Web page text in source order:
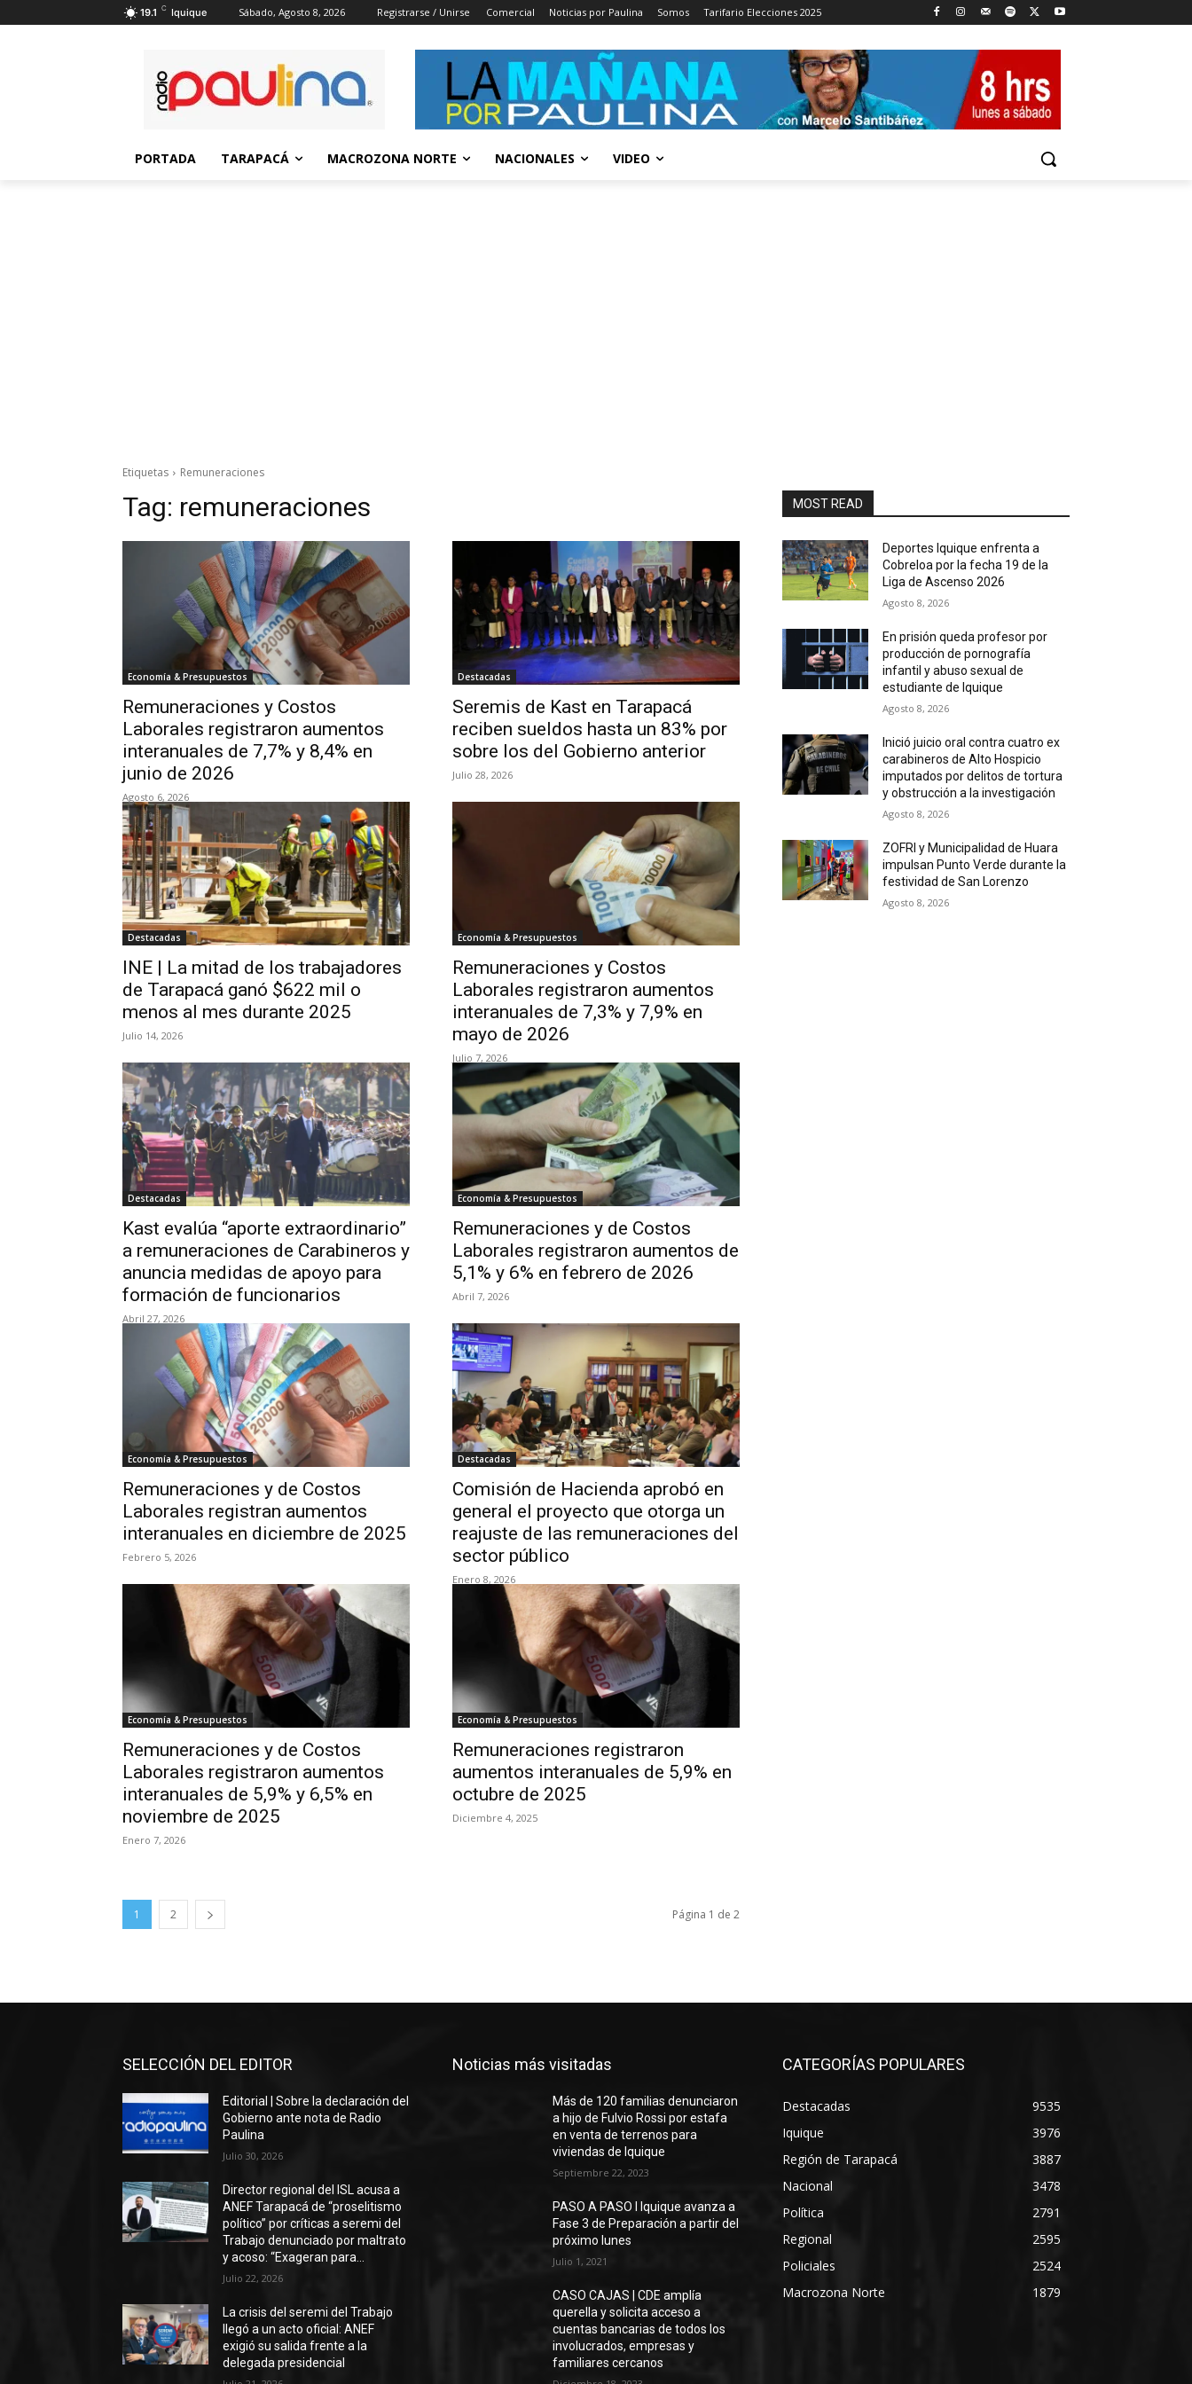
19.1 C Iquique Sábado, Agosto 8, 2026 Registrarse / Unirse Comercial Noticias por Paulina Somos Tarifario Elecciones 2025
PORTADA TARAPACÁ MACROZONA NORTE NACIONALES VIDEO
Etiquetas Remuneraciones
Tag: remuneraciones
Economía & Presupuestos
Remuneraciones y Costos
Laborales registraron aumentos
interanuales de 7,7% y 8,4% en
junio de 2026
Agosto 6, 2026
Destacadas
Seremis de Kast en Tarapacá
reciben sueldos hasta un 83% por
sobre los del Gobierno anterior
Julio 28, 2026
Destacadas
INE | La mitad de los trabajadores
de Tarapacá ganó $622 mil o
menos al mes durante 2025
Julio 14, 2026
Economía & Presupuestos
Remuneraciones y Costos
Laborales registraron aumentos
interanuales de 7,3% y 7,9% en
mayo de 2026
Julio 7, 2026
Destacadas
Kast evalúa “aporte extraordinario”
a remuneraciones de Carabineros y
anuncia medidas de apoyo para
formación de funcionarios
Abril 27, 2026
Economía & Presupuestos
Remuneraciones y de Costos
Laborales registraron aumentos de
5,1% y 6% en febrero de 2026
Abril 7, 2026
Economía & Presupuestos
Remuneraciones y de Costos
Laborales registran aumentos
interanuales en diciembre de 2025
Febrero 5, 2026
Destacadas
Comisión de Hacienda aprobó en
general el proyecto que otorga un
reajuste de las remuneraciones del
sector público
Enero 8, 2026
Economía & Presupuestos
Remuneraciones y de Costos
Laborales registraron aumentos
interanuales de 5,9% y 6,5% en
noviembre de 2025
Enero 7, 2026
Economía & Presupuestos
Remuneraciones registraron
aumentos interanuales de 5,9% en
octubre de 2025
Diciembre 4, 2025
1 2 Página 1 de 2
MOST READ
Deportes Iquique enfrenta a
Cobreloa por la fecha 19 de la
Liga de Ascenso 2026
Agosto 8, 2026
En prisión queda profesor por
producción de pornografía
infantil y abuso sexual de
estudiante de Iquique
Agosto 8, 2026
Inició juicio oral contra cuatro ex
carabineros de Alto Hospicio
imputados por delitos de tortura
y obstrucción a la investigación
Agosto 8, 2026
ZOFRI y Municipalidad de Huara
impulsan Punto Verde durante la
festividad de San Lorenzo
Agosto 8, 2026
SELECCIÓN DEL EDITOR
Editorial | Sobre la declaración del
Gobierno ante nota de Radio
Paulina
Julio 30, 2026
Director regional del ISL acusa a
ANEF Tarapacá de “proselitismo
político” por críticas a seremi del
Trabajo denunciado por maltrato
y acoso: “Exageran para...
Julio 22, 2026
La crisis del seremi del Trabajo
llegó a un acto oficial: ANEF
exigió su salida frente a la
delegada presidencial
Noticias más visitadas
Más de 120 familias denunciaron
a hijo de Fulvio Rossi por estafa
en venta de terrenos para
viviendas de Iquique
Septiembre 22, 2023
PASO A PASO I Iquique avanza a
Fase 3 de Preparación a partir del
próximo lunes
Julio 1, 2021
CASO CAJAS | CDE amplía
querella y solicita acceso a
cuentas bancarias de todos los
involucrados, empresas y
familiares cercanos
CATEGORÍAS POPULARES
Destacadas
9535
Iquique
3976
Región de Tarapacá
3887
Nacional
3478
Política
2791
Regional
2595
Policiales
2524
Macrozona Norte
1879